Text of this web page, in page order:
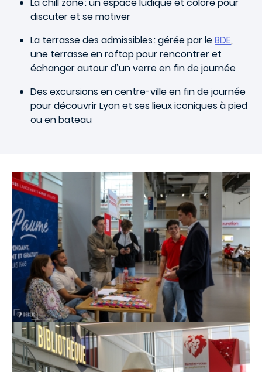
La chill zone : un espace ludique et coloré pour
discuter et se motiver
La terrasse des admissibles : gérée par leBDE,
une terrasse en roftop pour rencontrer et
échanger autour d’un verre en fin de journée
Des excursions en centre-ville en fin de journée
pour découvrir Lyon et ses lieux iconiques à pied
ou en bateau